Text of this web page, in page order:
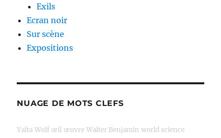
Exils
Ecran noir
Sur scène
Expositions
NUAGE DE MOTS CLEFS
Yalta Wolf œil œuvre Walter Benjamin world science